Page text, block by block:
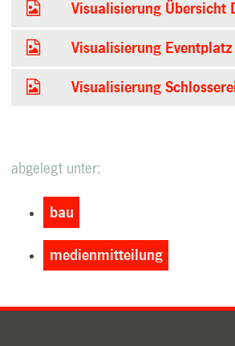
Visualisierung Übersicht
Visualisierung Eventplatz
Visualisierung
abgelegt unter:
bau
medienmitteilung